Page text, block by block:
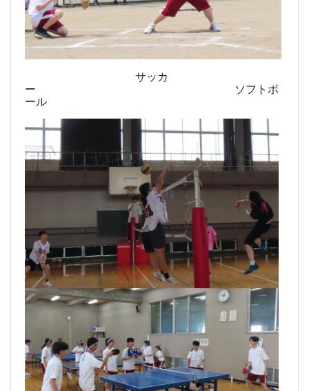
サッカ
ー ソフトボ
ール